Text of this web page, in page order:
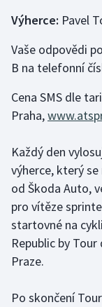
Házená
Jezdectví
Judo
Krasobruslení
Lezení
Lyže a
Moderní pětiboj
Motorsport
Olympijské hry
Výherce: Pavel
Vaše odpovědi
B na telefonní
Cena SMS dle
Praha,
Každý den
výherce, který
od Škoda Auto,
pro vítěze
startovné na
Republic by
Praze.
Po skončení